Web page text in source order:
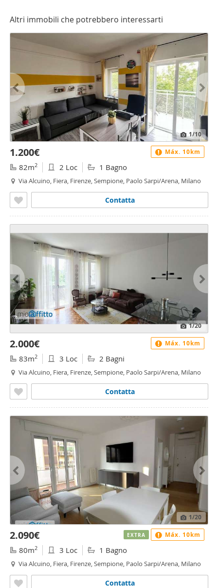
Altri immobili che potrebbero interessarti
1/10
1.200€
82m2 2 Loc 1 Bagno
Via Alcuino, Fiera, Firenze, Sempione, Paolo Sarpi/Arena, Milano
Contatta
Máx. 10km
1/20
2.000€
83m2 3 Loc 2 Bagni
Via Alcuino, Fiera, Firenze, Sempione, Paolo Sarpi/Arena, Milano
Contatta
Máx. 10km
1/20
2.090€
80m2 3 Loc 1 Bagno
Via Alcuino, Fiera, Firenze, Sempione, Paolo Sarpi/Arena, Milano
Contatta
EXTRA Máx. 10km